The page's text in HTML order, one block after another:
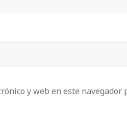
y web en este navegador